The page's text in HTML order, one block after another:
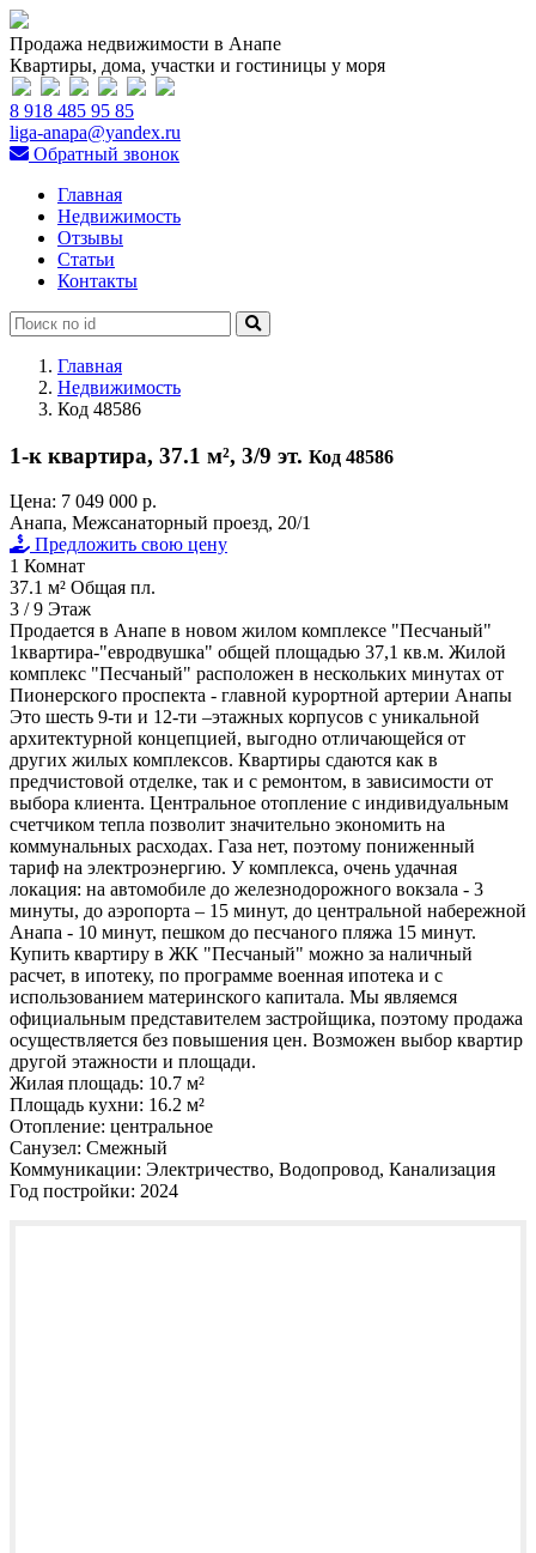
Продажа недвижимости в Анапе
Квартиры, дома, участки и гостиницы у моря
8 918 485 95 85
liga-anapa@yandex.ru
Обратный звонок
Главная
Недвижимость
Отзывы
Статьи
Контакты
Главная
Недвижимость
Код 48586
1-к квартира, 37.1 м², 3/9 эт. Код 48586
Цена: 7 049 000 р.
Анапа, Межсанаторный проезд, 20/1
Предложить свою цену
1 Комнат
37.1 м² Общая пл.
3 / 9 Этаж
Продается в Анапе в новом жилом комплексе "Песчаный"
1квартира-"евродвушка" общей площадью 37,1 кв.м. Жилой
комплекс "Песчаный" расположен в нескольких минутах от
Пионерского проспекта - главной курортной артерии Анапы
Это шесть 9-ти и 12-ти –этажных корпусов с уникальной
архитектурной концепцией, выгодно отличающейся от
других жилых комплексов. Квартиры сдаются как в
предчистовой отделке, так и с ремонтом, в зависимости от
выбора клиента. Центральное отопление с индивидуальным
счетчиком тепла позволит значительно экономить на
коммунальных расходах. Газа нет, поэтому пониженный
тариф на электроэнергию. У комплекса, очень удачная
локация: на автомобиле до железнодорожного вокзала - 3
минуты, до аэропорта – 15 минут, до центральной набережной
Анапа - 10 минут, пешком до песчаного пляжа 15 минут.
Купить квартиру в ЖК "Песчаный" можно за наличный
расчет, в ипотеку, по программе военная ипотека и с
использованием материнского капитала. Мы являемся
официальным представителем застройщика, поэтому продажа
осуществляется без повышения цен. Возможен выбор квартир
другой этажности и площади.
Жилая площадь: 10.7 м²
Площадь кухни: 16.2 м²
Отопление: центральное
Санузел: Смежный
Коммуникации: Электричество, Водопровод, Канализация
Год постройки: 2024